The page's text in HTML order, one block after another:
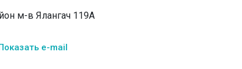
м-в Ялангач 119А
e-mail